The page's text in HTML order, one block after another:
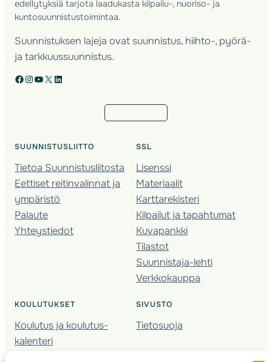
edellytyksiä tarjota laadukasta kilpailu-, nuoriso- ja
kuntosuunnistustoimintaa.
Suunnistuksen lajeja ovat suunnistus, hiihto-, pyörä-
ja tarkkuussuunnistus.
Facebook Instagram YouTube X LinkedIn
SUUNNISTUSLIITTO
Tietoa Suunnistusliitosta
Eettiset reitinvalinnat ja
ympäristö
Palaute
Yhteystiedot
SSL
Lisenssi
Materiaalit
Karttarekisteri
Kilpailut ja tapahtumat
Kuvapankki
Tilastot
Suunnistaja-lehti
Verkkokauppa
KOULUTUKSET
Koulutus ja koulutus­
kalenteri
SIVUSTO
Tietosuoja